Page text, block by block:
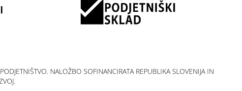
NALOŽBO SOFINANCIRATA REPUBLIKA SLOVENIJA IN